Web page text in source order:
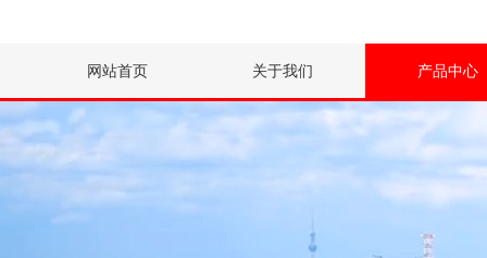
网站首页 关于我们 产品中心